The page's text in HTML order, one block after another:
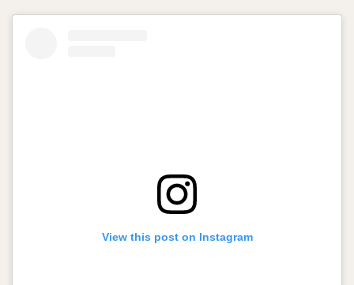
View this post on Instagram